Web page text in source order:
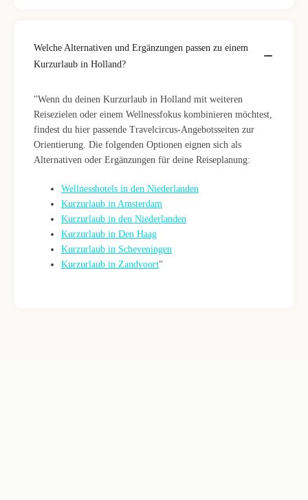
Welche Alternativen und Ergänzungen passen zu einem
Kurzurlaub in Holland?
"Wenn du deinen Kurzurlaub in Holland mit weiteren
Reisezielen oder einem Wellnessfokus kombinieren möchtest,
findest du hier passende Travelcircus-Angebotsseiten zur
Orientierung. Die folgenden Optionen eignen sich als
Alternativen oder Ergänzungen für deine Reiseplanung:
Wellnesshotels in den Niederlanden
Kurzurlaub in Amsterdam
Kurzurlaub in den Niederlanden
Kurzurlaub in Den Haag
Kurzurlaub in Scheveningen
Kurzurlaub in Zandvoort"